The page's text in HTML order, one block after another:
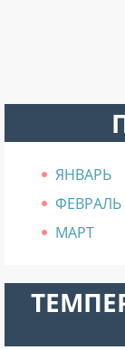
ЯНВАРЬ
ФЕВРАЛЬ
МАРТ